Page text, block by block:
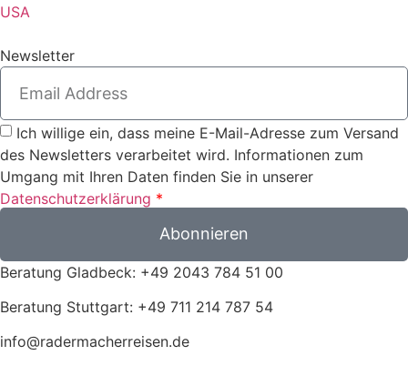
USA
Newsletter
Ich willige ein, dass meine E-Mail-Adresse zum Versand
des Newsletters verarbeitet wird. Informationen zum
Umgang mit Ihren Daten finden Sie in unserer
Datenschutzerklärung *
Abonnieren
Beratung Gladbeck: +49 2043 784 51 00
Beratung Stuttgart: +49 711 214 787 54
info@radermacherreisen.de